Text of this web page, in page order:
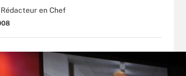
Rédacteur en Chef